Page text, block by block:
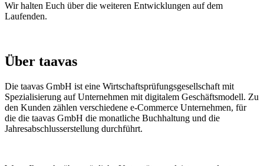
Wir halten Euch über die weiteren Entwicklungen auf dem
Laufenden.
Über taavas
Die taavas GmbH ist eine Wirtschaftsprüfungsgesellschaft mit
Spezialisierung auf Unternehmen mit digitalem Geschäftsmodell. Zu
den Kunden zählen verschiedene e-Commerce Unternehmen, für
die die taavas GmbH die monatliche Buchhaltung und die
Jahresabschlusserstellung durchführt.